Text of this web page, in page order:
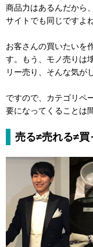
商品力はあるんだから
サイトでも同じですよね
お客さんの買いたいを
す。もう、モノ売りは
リー売り、そんな気が
ですので、カテゴリペ
要になってくることは
売る≠売れる≠買